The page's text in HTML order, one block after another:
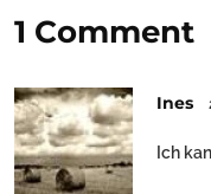
1 Comment
Ines
Ich